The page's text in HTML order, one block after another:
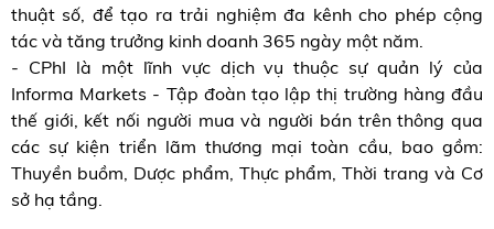
thuật số, để tạo ra trải nghiệm đa kênh cho phép cộng
tác và tăng trưởng kinh doanh 365 ngày một năm.
- CPhI là một lĩnh vực dịch vụ thuộc sự quản lý của
Informa Markets - Tập đoàn tạo lập thị trường hàng đầu
thế giới, kết nối người mua và người bán trên thông qua
các sự kiện triển lãm thương mại toàn cầu, bao gồm:
Thuyền buồm, Dược phẩm, Thực phẩm, Thời trang và Cơ
sở hạ tầng.